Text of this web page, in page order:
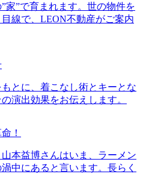
家”で育まれます。世の物件を
線で、LEON不動産がご案内
とに、着こなし術とキーとな
演出効果をお伝えします。
！
本益博さんはいま、ラーメン
中にあると言います。長らく